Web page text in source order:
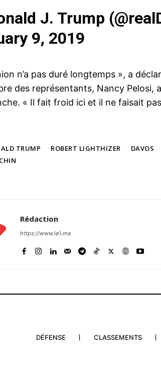
J. Trump
9, 2019
n’a pas duré longtemps », a
des représentants, Nancy Pelosi,
« Il fait froid ici et il ne faisait
TRUMP ROBERT LIGHTHIZER DAVOS
Rédaction
https://www.le1.ma
DÉFENSE CLASSEMENTS